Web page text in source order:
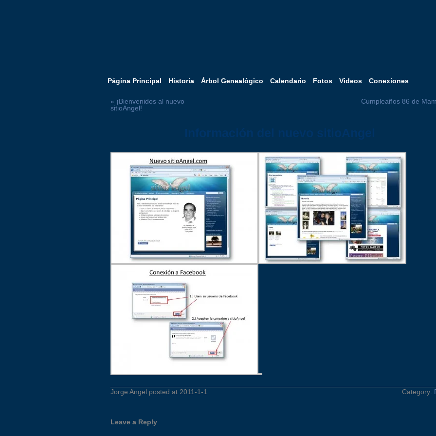
Página Principal Historia Árbol Genealógico Calendario Fotos Videos Conexiones
« ¡Bienvenidos al nuevo
sitioAngel!
Cumpleaños 86 de
Jorge Angel posted at 2011-1-1 Category:
Leave a Reply